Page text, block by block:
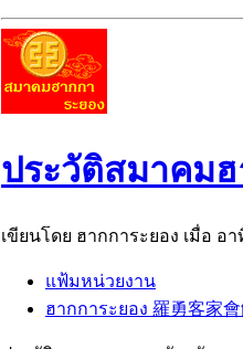
ประวัติสมาคมฮ
เขียนโดย ฮากการะยอง เมื่อ อา
แฟ้มหน่วยงาน
ฮากการะยอง 羅勇客家